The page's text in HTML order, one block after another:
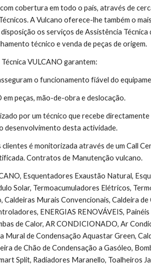
cobertura em todo o país, através de
A Vulcano oferece-lhe também o
os serviços de Assistência
técnico e venda de peças de origem.
VULCANO garantem:
o funcionamento fiável do
peças, mão-de-obra e deslocação.
por um técnico que recebe
desenvolvimento desta actividade.
é monitorizada através de um Call
Contratos de Manutenção vulcano.
Solar, Termoacumuladores Elétricos,
Murais Convencionais, Caldeira de
ENERGIAS RENOVÁVEIS,
de Calor, AR CONDICIONADO, Ar
de Condensação Aquastar Green,
de Chão de Condensação a Gasóleo,
Split, Radiadores Maranello, Toalheiros